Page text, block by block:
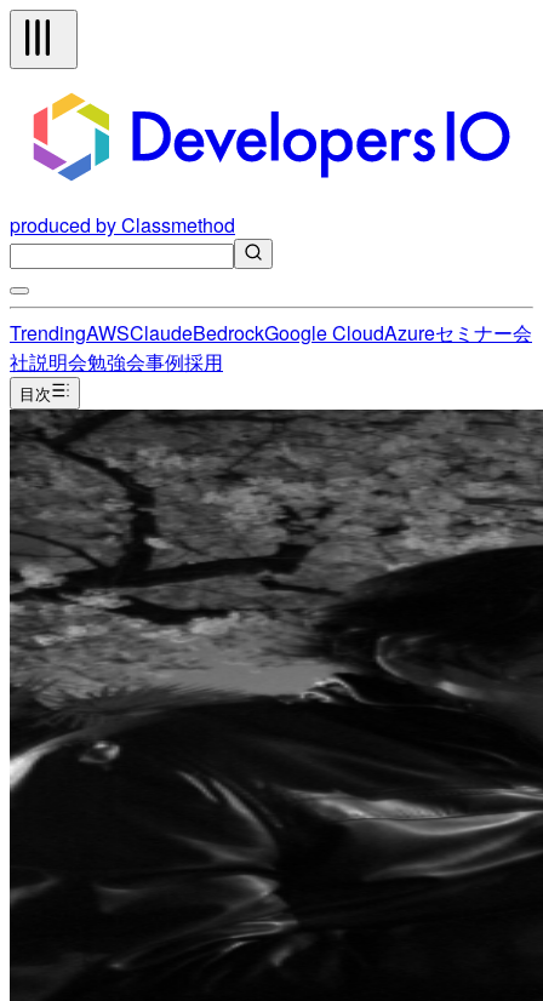
produced by Classmethod
TrendingAWSClaudeBedrockGoogle CloudAzureセミナー会
社説明会勉強会事例採用
目次